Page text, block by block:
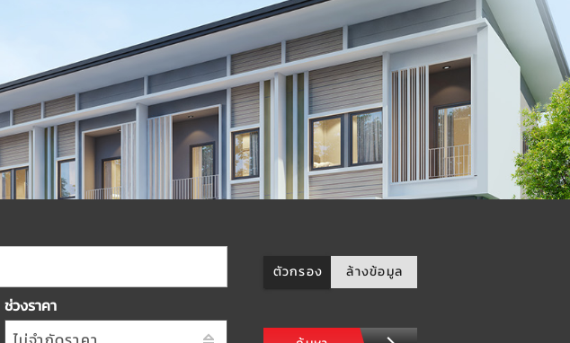
ช่วงราคา
ตัวกรอง ล้างข้อมูล